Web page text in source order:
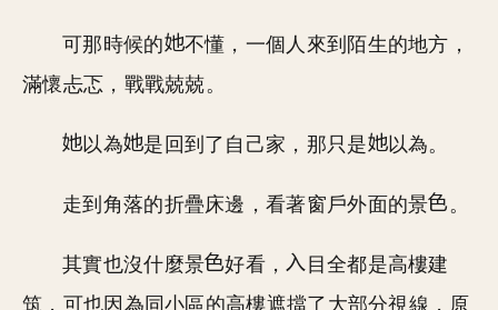
可那時候的
不懂，一個人來到陌生的地方，
滿懷忐忑，戰戰兢兢。
以為 是回到了自己家，那只是 以為。
走到角落的折疊床邊，看著窗戶外面的景 。
其實也沒什麼景 好看，
目全都是高樓建
筑，可也因為同小區的高樓遮擋了大部分視線，原